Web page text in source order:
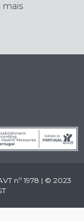
mais
nº 1978 | © 2023